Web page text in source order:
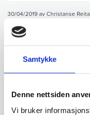
Samtykke
Denne nettsiden
Vi bruker
30/04/2019av Christanse
By- og
Kristiansunds
Modulbedrift: Kristiansund